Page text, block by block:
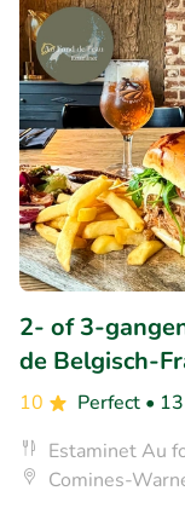
2- of 3-
de Belgisch-
10 Perfect •
Estaminet Au
Comines-